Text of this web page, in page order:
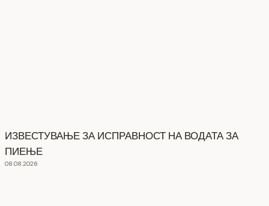
ИЗВЕСТУВАЊЕ ЗА ИСПРАВНОСТ НА ВОДАТА ЗА
ПИЕЊЕ
08.08.2026